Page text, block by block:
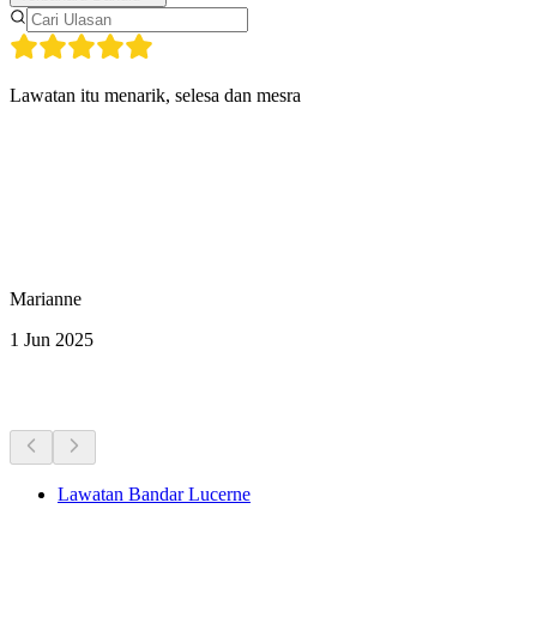
Lawatan itu menarik, selesa dan mesra
Marianne
1 Jun 2025
Lawatan Bandar Lucerne